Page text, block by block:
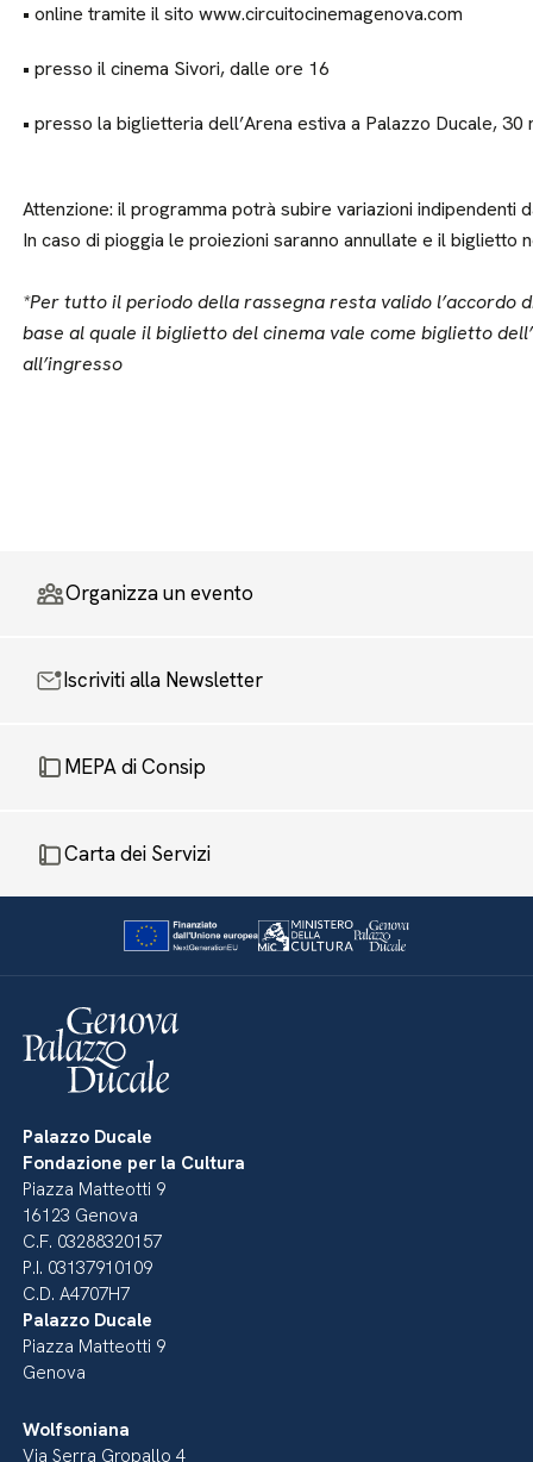
• online tramite il sito www.circuitocinemagenova.com
• presso il cinema Sivori, dalle ore 16
• presso la biglietteria dell’Arena estiva a Palazzo Ducale,
Attenzione: il programma potrà subire variazioni indipendenti
In caso di pioggia le proiezioni saranno annullate e il biglietto
*Per tutto il periodo della rassegna resta valido l’accordo
base al quale il biglietto del cinema vale come biglietto
all’ingresso
Organizza un evento
Iscriviti alla Newsletter
MEPA di Consip
Carta dei Servizi
Palazzo Ducale
Fondazione per la Cultura
Piazza Matteotti 9
16123 Genova
C.F. 03288320157
P.I. 03137910109
C.D. A4707H7
Palazzo Ducale
Piazza Matteotti 9
Genova
Wolfsoniana
Via Serra Gropallo 4